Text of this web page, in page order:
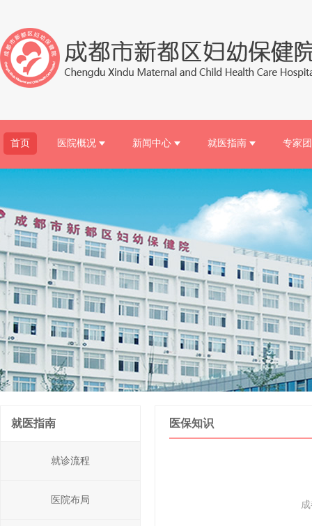
首页 医院概况 新闻中心 就医指南 专家
就医指南
就诊流程
医院布局
医保知识